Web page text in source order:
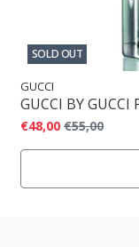
SOLD OUT
GUCCI
GUCCI BY
€48,00 €55,00